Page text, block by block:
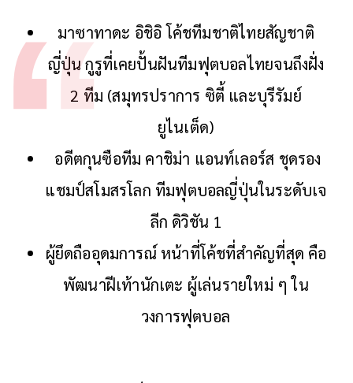
มาซาทาดะ อิชิอิ โค้ชทีมชาติไทยสัญชาติ
ญี่ปุ่น กูรูที่เคยปั้นฝันทีมฟุตบอลไทยจนถึงฝั่ง
2 ทีม (สมุทรปราการ ซิตี้ และบุรีรัมย์
ยูไนเต็ด)
อดีตกุนซือทีม คาชิม่า แอนท์เลอร์ส ชุดรอง
แชมป์สโมสรโลก ทีมฟุตบอลญี่ปุ่นในระดับเจ
ลีก ดิวิชัน 1
ผู้ยึดถืออุดมการณ์ หน้าที่โค้ชที่สำคัญที่สุด คือ
พัฒนาฝีเท้านักเตะ ผู้เล่นรายใหม่ ๆ ใน
วงการฟุตบอล